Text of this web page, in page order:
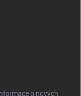
o nových